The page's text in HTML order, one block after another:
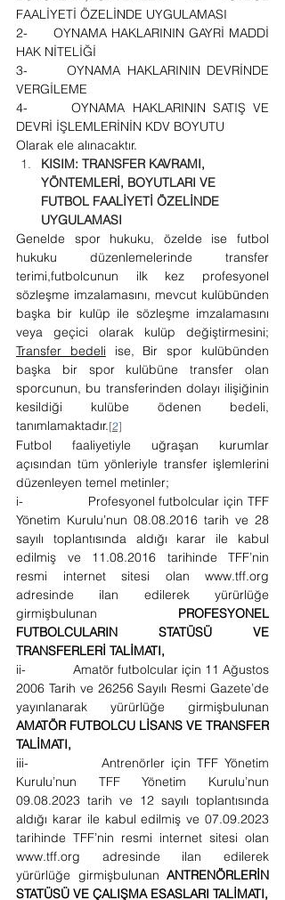
FAALİYETİ ÖZELİNDE UYGULAMASI
2-      OYNAMA HAKLARININ GAYRİ MADDİ
HAK NİTELİĞİ
3-      OYNAMA HAKLARININ DEVRİNDE
VERGİLEME
4-      OYNAMA HAKLARININ SATIŞ VE
DEVRİ İŞLEMLERİNİN KDV BOYUTU
Olarak ele alınacaktır.
KISIM: TRANSFER KAVRAMI,
YÖNTEMLERİ, BOYUTLARI VE
FUTBOL FAALİYETİ ÖZELİNDE
UYGULAMASI
Genelde spor hukuku, özelde ise futbol
hukuku düzenlemelerinde transfer
terimi,futbolcunun ilk kez profesyonel
sözleşme imzalamasını, mevcut kulübünden
başka bir kulüp ile sözleşme imzalamasını
Transfer bedeli ise, Bir spor kulübünden
başka bir spor kulübüne transfer olan
sporcunun, bu transferinden dolayı ilişiğinin
kesildiği kulübe ödenen bedeli,
tanımlamaktadır. [2]
Futbol faaliyetiyle uğraşan kurumlar
açısından tüm yönleriyle transfer işlemlerini
düzenleyen temel metinler;
i-               Profesyonel futbolcular için TFF
Yönetim Kurulu’nun 08.08.2016 tarih ve 28
sayılı toplantısında aldığı karar ile kabul
edilmiş ve 11.08.2016 tarihinde TFF’nin
resmi internet sitesi olan www.tff.org
adresinde ilan edilerek yürürlüğe
girmişbulunan PROFESYONEL
FUTBOLCULARIN STATÜSÜ VE
TRANSFERLERİ TALİMATI,
ii-             Amatör futbolcular için 11 Ağustos
2006 Tarih ve 26256 Sayılı Resmi Gazete’de
yayınlanarak yürürlüğe girmişbulunan
AMATÖR FUTBOLCU LİSANS VE TRANSFER
TALİMATI,
iii-            Antrenörler için TFF Yönetim
Kurulu’nun TFF Yönetim Kurulu’nun
09.08.2023 tarih ve 12 sayılı toplantısında
aldığı karar ile kabul edilmiş ve 07.09.2023
www.tff.org adresinde ilan edilerek
yürürlüğe girmişbulunan ANTRENÖRLERİN
STATÜSÜ VE ÇALIŞMA ESASLARI TALİMATI,